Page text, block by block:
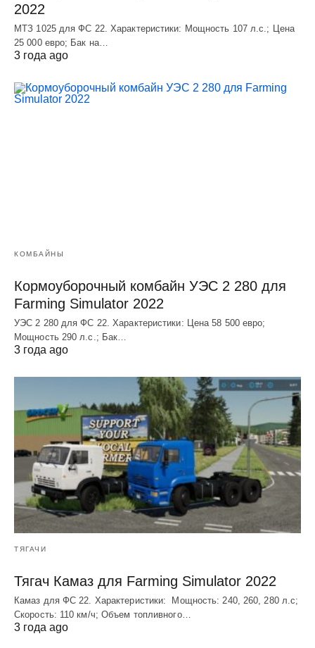
2022
МТЗ 1025 для ФС 22. Характеристики: Мощность 107 л.c.; Цена
25 000 евро; Бак на…
3 года ago
КОМБАЙНЫ
Кормоуборочный комбайн УЭC 2 280 для
Farming Simulator 2022
УЭC 2 280 для ФС 22. Характеристики: Цена 58 500 евро;
Мощность 290 л.с.; Бак…
3 года ago
ТЯГАЧИ
Тягач Камаз для Farming Simulator 2022
Камаз для ФС 22. Характеристики: Мощность: 240, 260, 280 л.с;
Скорость: 110 км/ч; Объем топливного…
3 года ago